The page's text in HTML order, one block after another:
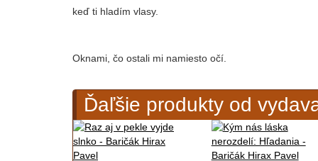
keď ti hladím vlasy.
Oknami, čo ostali mi namiesto očí.
Ďaľšie produkty od